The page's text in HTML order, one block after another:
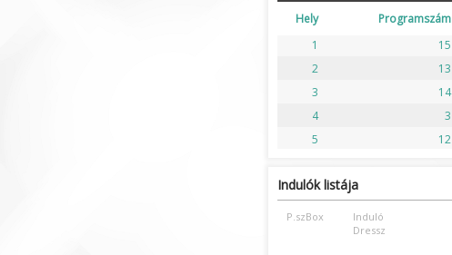
Hely Programszám
1
15
2
13
3
14
4
3
5
12
Indulók listája
P.szBox
Induló
Dressz